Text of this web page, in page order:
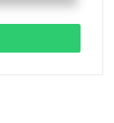
تحریریه
بابک
تحریریه